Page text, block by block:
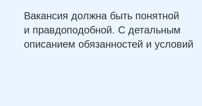
Вакансия должна быть понятной
и правдоподобной. С детальным
описанием обязанностей и условий